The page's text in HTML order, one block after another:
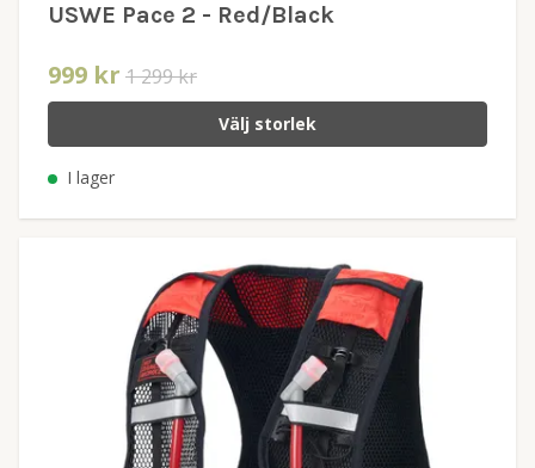
USWE Pace 2 - Red/Black
999 kr 1 299 kr
Välj storlek
I lager